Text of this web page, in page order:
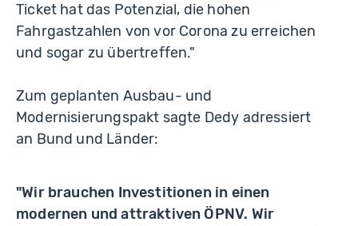
Ticket hat das Potenzial, die hohen
Fahrgastzahlen von vor Corona zu erreichen
und sogar zu übertreffen."
Zum geplanten Ausbau- und
Modernisierungspakt sagte Dedy adressiert
an Bund und Länder:
"Wir brauchen Investitionen in einen
modernen und attraktiven ÖPNV. Wir